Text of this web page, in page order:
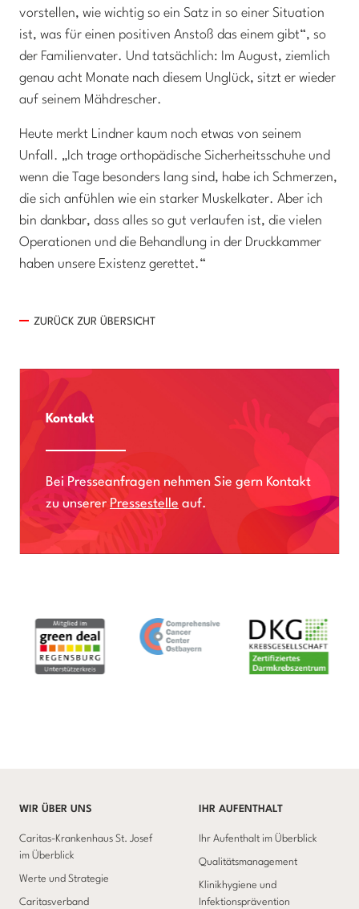
vorstellen, wie wichtig so ein Satz in so einer Situation
ist, was für einen positiven Anstoß das einem gibt“, so
der Familienvater. Und tatsächlich: Im August, ziemlich
genau acht Monate nach diesem Unglück, sitzt er wieder
auf seinem Mähdrescher.
Heute merkt Lindner kaum noch etwas von seinem
Unfall. „Ich trage orthopädische Sicherheitsschuhe und
wenn die Tage besonders lang sind, habe ich Schmerzen,
die sich anfühlen wie ein starker Muskelkater. Aber ich
bin dankbar, dass alles so gut verlaufen ist, die vielen
Operationen und die Behandlung in der Druckkammer
haben unsere Existenz gerettet.“
ZURÜCK ZUR ÜBERSICHT
Kontakt
Bei Presseanfragen nehmen Sie gern Kontakt
zu unserer Pressestelle auf.
WIR ÜBER UNS
Caritas-Krankenhaus St. Josef
im Überblick
Werte und Strategie
Caritasverband
IHR AUFENTHALT
Ihr Aufenthalt im Überblick
Qualitätsmanagement
Klinikhygiene und
Infektionsprävention